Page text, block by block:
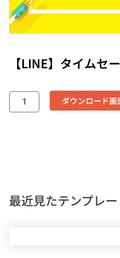
【LINE】タイムセ
ダウンロード画
最近見たテンプレー